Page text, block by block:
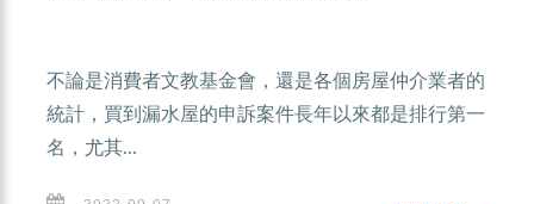
不論是消費者文教基金會，還是各個房屋仲介業者的
統計，買到漏水屋的申訴案件長年以來都是排行第一
名，尤其...